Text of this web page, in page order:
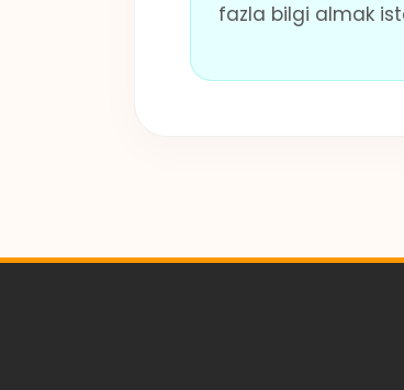
fazla bilgi almak